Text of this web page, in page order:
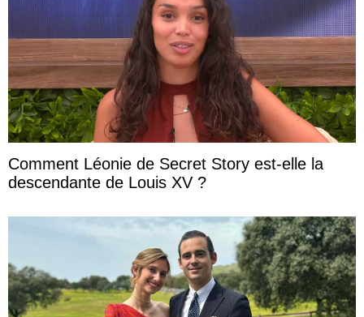
Comment Léonie de Secret Story est-elle la
descendante de Louis XV ?